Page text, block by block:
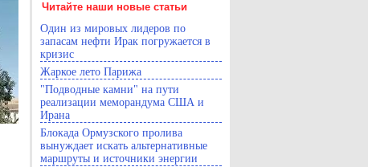
Читайте наши новые статьи
Один из мировых лидеров по
запасам нефти Ирак погружается в
кризис
Жаркое лето Парижа
"Подводные камни" на пути
реализации меморандума США и
Ирана
Блокада Ормузского пролива
вынуждает искать альтернативные
маршруты и источники энергии